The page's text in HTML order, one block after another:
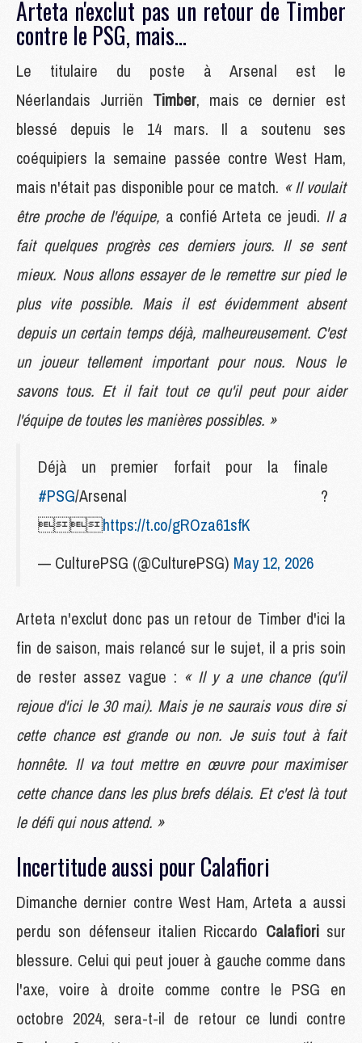
Arteta n'exclut pas un retour de Timber
contre le PSG, mais...
Le titulaire du poste à Arsenal est le
Néerlandais Jurriën Timber, mais ce dernier est
blessé depuis le 14 mars. Il a soutenu ses
coéquipiers la semaine passée contre West Ham,
mais n'était pas disponible pour ce match. « Il voulait
être proche de l'équipe, a confié Arteta ce jeudi. Il a
fait quelques progrès ces derniers jours. Il se sent
mieux. Nous allons essayer de le remettre sur pied le
plus vite possible. Mais il est évidemment absent
depuis un certain temps déjà, malheureusement. C'est
un joueur tellement important pour nous. Nous le
savons tous. Et il fait tout ce qu'il peut pour aider
l'équipe de toutes les manières possibles. »
Déjà un premier forfait pour la finale
#PSG/Arsenal ?
https://t.co/gROza61sfK
— CulturePSG (@CulturePSG) May 12, 2026
Arteta n'exclut donc pas un retour de Timber d'ici la
fin de saison, mais relancé sur le sujet, il a pris soin
de rester assez vague : « Il y a une chance (qu'il
rejoue d'ici le 30 mai). Mais je ne saurais vous dire si
cette chance est grande ou non. Je suis tout à fait
honnête. Il va tout mettre en œuvre pour maximiser
cette chance dans les plus brefs délais. Et c'est là tout
le défi qui nous attend. »
Incertitude aussi pour Calafiori
Dimanche dernier contre West Ham, Arteta a aussi
perdu son défenseur italien Riccardo Calafiori sur
blessure. Celui qui peut jouer à gauche comme dans
l'axe, voire à droite comme contre le PSG en
octobre 2024, sera-t-il de retour ce lundi contre